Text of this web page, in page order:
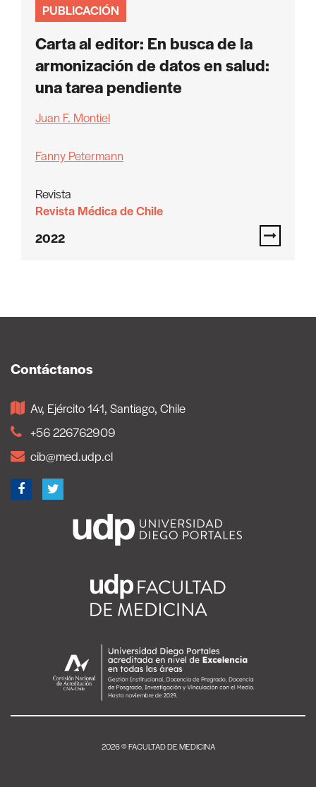
PUBLICACIÓN
Carta al editor: En busca de la
armonización de datos en salud:
una tarea pendiente
Juan F. Montiel
Fanny Petermann
Revista
Revista Médica de Chile
2022
Contáctanos
Av, Ejército 141, Santiago, Chile
+56 226762909
cib@med.udp.cl
2026 © FACULTAD DE MEDICINA